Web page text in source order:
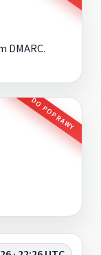
DMARC.
DO POPRAWY